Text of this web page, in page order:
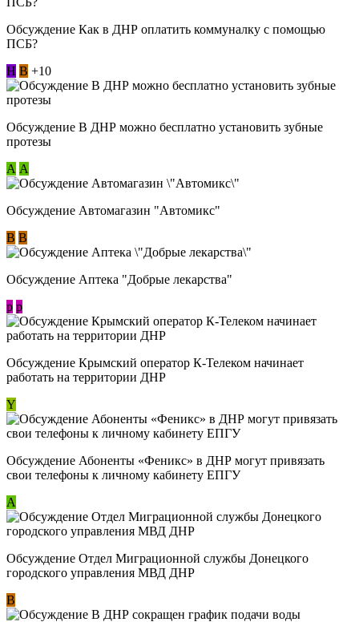
Обсуждение Как в ДНР оплатить коммуналку с помощью
ПСБ?
Н В +10
Обсуждение В ДНР можно бесплатно установить зубные
протезы
А А
Обсуждение Автомагазин "Автомикс"
В В
Обсуждение Аптека "Добрые лекарства"
p p
Обсуждение Крымский оператор К-Телеком начинает
работать на территории ДНР
Y
Обсуждение ​Абоненты «Феникс» в ДНР могут привязать
свои телефоны к личному кабинету ЕПГУ
А
Обсуждение Отдел Миграционной службы Донецкого
городского управления МВД ДНР
В